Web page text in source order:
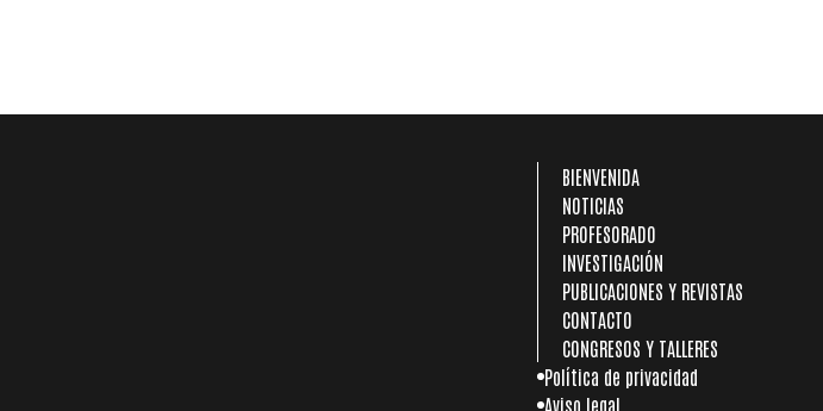
NAVEGACIÓN
BIENVENIDA
NOTICIAS
PROFESORADO
INVESTIGACIÓN
PUBLICACIONES Y REVISTAS
CONTACTO
CONGRESOS Y TALLERES
PIE DE PÁGINA
Política de privacidad
Aviso legal